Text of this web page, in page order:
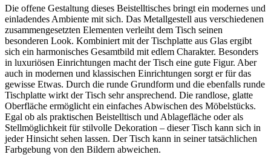
Die offene Gestaltung dieses Beistelltisches bringt ein modernes und
einladendes Ambiente mit sich. Das Metallgestell aus verschiedenen
zusammengesetzten Elementen verleiht dem Tisch seinen
besonderen Look. Kombiniert mit der Tischplatte aus Glas ergibt
sich ein harmonisches Gesamtbild mit edlem Charakter. Besonders
in luxuriösen Einrichtungen macht der Tisch eine gute Figur. Aber
auch in modernen und klassischen Einrichtungen sorgt er für das
gewisse Etwas. Durch die runde Grundform und die ebenfalls runde
Tischplatte wirkt der Tisch sehr ansprechend. Die randlose, glatte
Oberfläche ermöglicht ein einfaches Abwischen des Möbelstücks.
Egal ob als praktischen Beistelltisch und Ablagefläche oder als
Stellmöglichkeit für stilvolle Dekoration – dieser Tisch kann sich in
jeder Hinsicht sehen lassen. Der Tisch kann in seiner tatsächlichen
Farbgebung von den Bildern abweichen.